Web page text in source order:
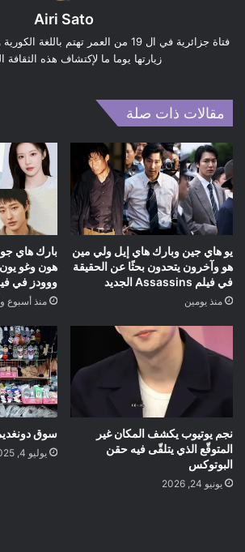
Airi Sato
فتاة جزائرية في ال 19 من العمر تهتم
زيارتها يوما ما لإكتشاف هذه الثقافة
مقالات ذات صلة
يو هاي جين وبارك هاي إيل ولي مين
هو وآخرون يتحدون بحثًا عن الحقيقة
في فيلم Assassins الجديد
منذ يومين
بارك هاي
هون وغو
ووودز في
منذ أسبوع
نجم يوتيوب يكشف المكان غير
المتوقّع الذي يتلقّى فيه حقن
البوتوكس
يونيو 24, 2026
سوق
يوليو 4, 2025